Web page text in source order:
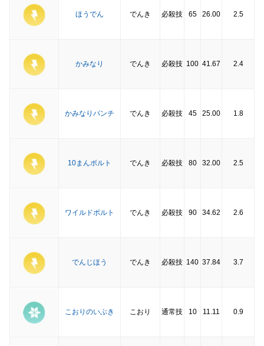
ほうでん でんき 必殺技 65 26.00 2.5
かみなり でんき 必殺技 100 41.67 2.4
かみなりパンチ でんき 必殺技 45 25.00 1.8
10まんボルト でんき 必殺技 80 32.00 2.5
ワイルドボルト でんき 必殺技 90 34.62 2.6
でんじほう でんき 必殺技 140 37.84 3.7
こおりのいぶき こおり 通常技 10 11.11 0.9